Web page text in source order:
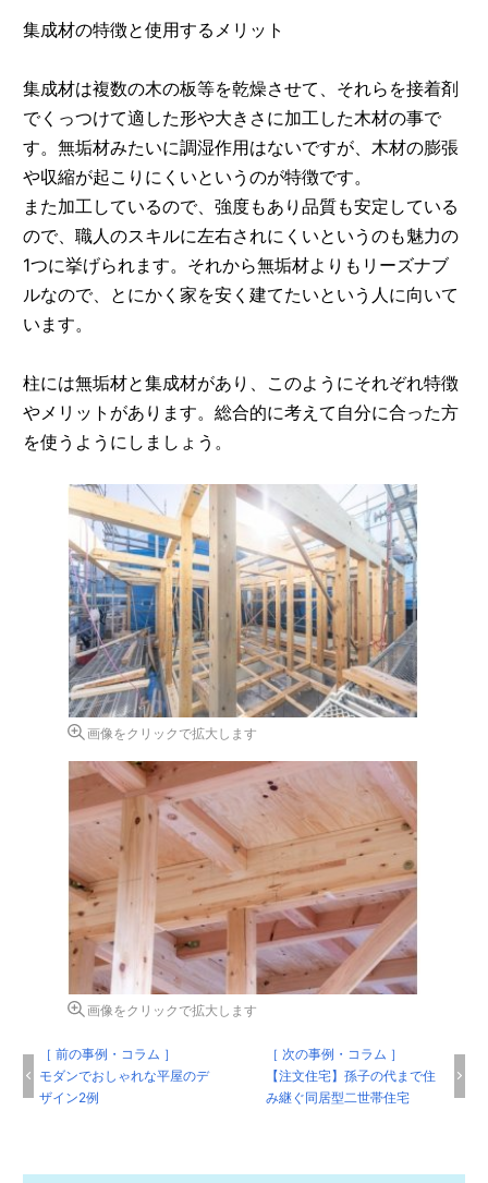
集成材の特徴と使用するメリット
集成材は複数の木の板等を乾燥させて、それらを接着剤
でくっつけて適した形や大きさに加工した木材の事で
す。無垢材みたいに調湿作用はないですが、木材の膨張
や収縮が起こりにくいというのが特徴です。
また加工しているので、強度もあり品質も安定している
ので、職人のスキルに左右されにくいというのも魅力の
1つに挙げられます。それから無垢材よりもリーズナブ
ルなので、とにかく家を安く建てたいという人に向いて
います。
柱には無垢材と集成材があり、このようにそれぞれ特徴
やメリットがあります。総合的に考えて自分に合った方
を使うようにしましょう。
画像をクリックで拡大します
画像をクリックで拡大します
［ 前の事例・コラム ］
モダンでおしゃれな平屋のデ
ザイン2例
［ 次の事例・コラム ］
【注文住宅】孫子の代まで住
み継ぐ同居型二世帯住宅